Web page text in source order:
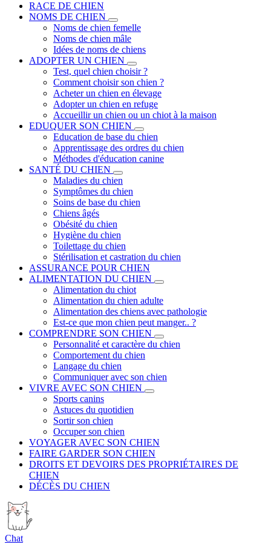
RACE DE CHIEN
NOMS DE CHIEN
Noms de chien femelle
Noms de chien mâle
Idées de noms de chiens
ADOPTER UN CHIEN
Test, quel chien choisir ?
Comment choisir son chien ?
Acheter un chien en élevage
Adopter un chien en refuge
Accueillir un chien ou un chiot à la maison
EDUQUER SON CHIEN
Education de base du chien
Apprentissage des ordres du chien
Méthodes d'éducation canine
SANTÉ DU CHIEN
Maladies du chien
Symptômes du chien
Soins de base du chien
Chiens âgés
Obésité du chien
Hygiène du chien
Toilettage du chien
Stérilisation et castration du chien
ASSURANCE POUR CHIEN
ALIMENTATION DU CHIEN
Alimentation du chiot
Alimentation du chien adulte
Alimentation des chiens avec pathologie
Est-ce que mon chien peut manger.. ?
COMPRENDRE SON CHIEN
Personnalité et caractère du chien
Comportement du chien
Langage du chien
Communiquer avec son chien
VIVRE AVEC SON CHIEN
Sports canins
Astuces du quotidien
Sortir son chien
Occuper son chien
VOYAGER AVEC SON CHIEN
FAIRE GARDER SON CHIEN
DROITS ET DEVOIRS DES PROPRIÉTAIRES DE
CHIEN
DÉCÈS DU CHIEN
Chat